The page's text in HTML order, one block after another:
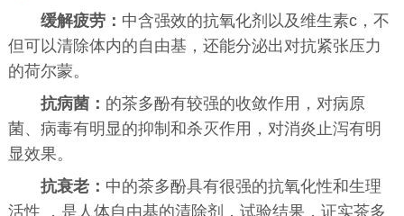
缓解疲劳： 中含强效的抗氧化剂以及维生素c，不
但可以清除体内的自由基，还能分泌出对抗紧张压力
的荷尔蒙。
抗病菌： 的茶多酚有较强的收敛作用，对病原
菌、病毒有明显的抑制和杀灭作用，对消炎止泻有明
显效果。
抗衰老： 中的茶多酚具有很强的抗氧化性和生理
活性 ，是人体自由基的清除剂，试验结果，证实茶多